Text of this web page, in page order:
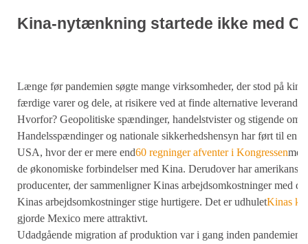
Kina-nytænkning startede ikke med
Længe før pandemien søgte mange virksomheder, der stod på
færdige varer og dele, at risikere ved at finde alternative
Hvorfor? Geopolitiske spændinger, handelstvister og stigende
Handelsspændinger og nationale sikkerhedshensyn har ført til en
USA, hvor der er mere end60 regninger afventer i Kongressen
de økonomiske forbindelser med Kina. Derudover har
producenter, der sammenligner Kinas arbejdsomkostninger med
Kinas arbejdsomkostninger stige hurtigere. Det er udhuletKinas
gjorde Mexico mere attraktivt.
Udadgående migration af produktion var i gang inden pandemien,